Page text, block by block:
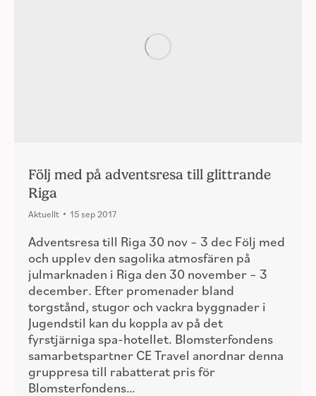
Följ med på adventsresa till glittrande
Riga
Aktuellt 15 sep 2017
Adventsresa till Riga 30 nov – 3 dec Följ med
och upplev den sagolika atmosfären på
julmarknaden i Riga den 30 november – 3
december. Efter promenader bland
torgstånd, stugor och vackra byggnader i
Jugendstil kan du koppla av på det
fyrstjärniga spa-hotellet. Blomsterfondens
samarbetspartner CE Travel anordnar denna
gruppresa till rabatterat pris för
Blomsterfondens…